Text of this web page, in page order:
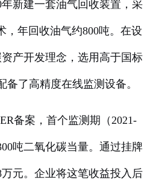
新建一套油气回收装置，采
，年回收油气约800吨。在设
产开发理念，选用高于国标
备了高精度在线监测设备。
备案，首个监测期（2021-
吨二氧化碳当量。通过挂牌
元。企业将这笔收益投入后